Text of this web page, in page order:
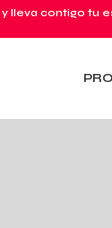
lleva contigo tu